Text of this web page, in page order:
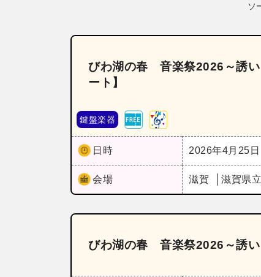
ソ
びわ湖の春 音楽祭2026～誘い
ート】
鍵盤楽器
日時 2026年4月25日
会場 滋賀 滋賀県
びわ湖の春 音楽祭2026～誘い